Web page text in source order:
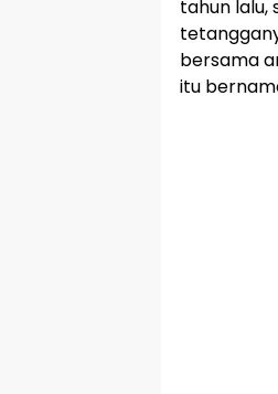
tahun lalu,
bersama
itu